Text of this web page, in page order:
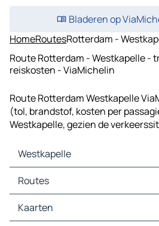
Bladeren op
HomeRoutesRotterdam -
Route Rotterdam - Westkapelle -
reiskosten - ViaMichelin
Route Rotterdam Westkapelle
(tol, brandstof, kosten per
Westkapelle, gezien de
Westkapelle
Westkapelle Kaarten
Westkapelle Verkeer
Westkapelle Hotels
Westkapelle Restaurants
Routes
Routes Westkapelle - Middelburg
Routes Westkapelle - Vlissingen
Kaarten